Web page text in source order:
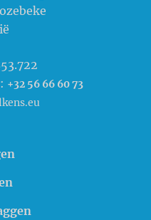
+32 56 66 60 73